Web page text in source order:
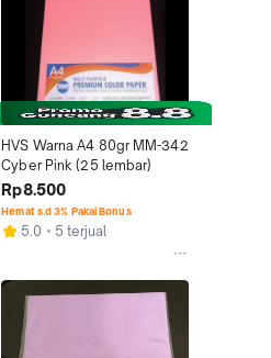
HVS Warna A4 80gr MM-342
Cyber Pink (25 lembar)
Rp8.500
Hemat s.d 3% Pakai Bonus
5.0 5 terjual